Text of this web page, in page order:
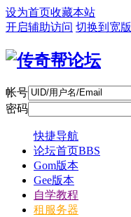
设为首页收藏本站
开启辅助访问 切换到宽版
帐号
密码
快捷导航
论坛首页BBS
Gom版本
Gee版本
自学教程
租服务器